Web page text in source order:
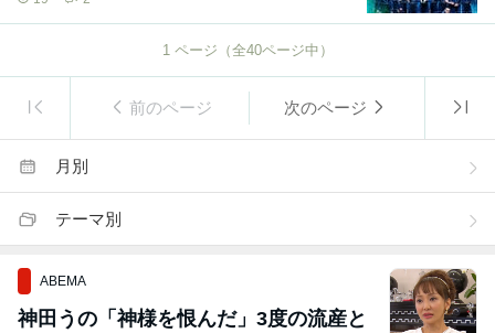
1ページ（全40ページ中）
前のページ 次のページ
月別
テーマ別
ABEMA
神田うの「神様を恨んだ」3度の流産と